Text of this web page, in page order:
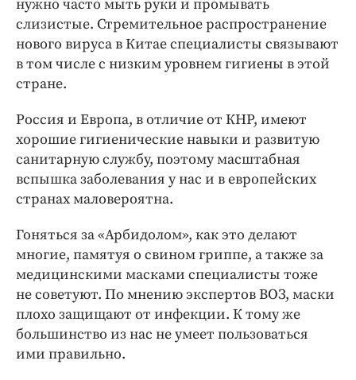
нужно часто мыть руки и промывать
слизистые. Стремительное распространение
нового вируса в Китае специалисты связывают
в том числе с низким уровнем гигиены в этой
стране.
Россия и Европа, в отличие от КНР, имеют
хорошие гигиенические навыки и развитую
санитарную службу, поэтому масштабная
вспышка заболевания у нас и в европейских
странах маловероятна.
Гоняться за «Арбидолом», как это делают
многие, памятуя о свином гриппе, а также за
медицинскими масками специалисты тоже
не советуют. По мнению экспертов ВОЗ, маски
плохо защищают от инфекции. К тому же
большинство из нас не умеет пользоваться
ими правильно.